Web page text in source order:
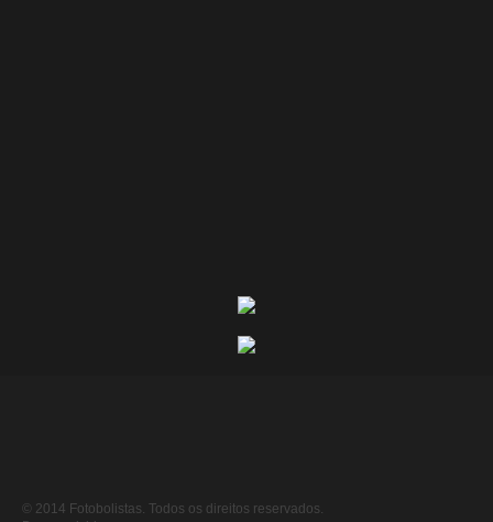
© 2014 Fotobolistas. Todos os direitos reservados.